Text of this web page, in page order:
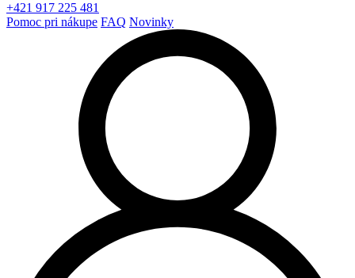
+421 917 225 481
Pomoc pri nákupe FAQ Novinky